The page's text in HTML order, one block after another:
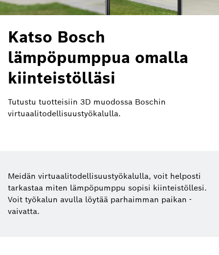
Katso Bosch
lämpöpumppua omalla
kiinteistölläsi
Tutustu tuotteisiin 3D muodossa Boschin
virtuaalitodellisuustyökalulla.
Meidän virtuaalitodellisuustyökalulla, voit helposti
tarkastaa miten lämpöpumppu sopisi kiinteistöllesi.
Voit työkalun avulla löytää parhaimman paikan -
vaivatta.